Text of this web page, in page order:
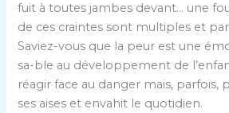
fuit à toutes jambes devant… une
de ces craintes sont multiples et
Saviez-vous que la peur est une
sa-ble au développement de
réagir face au danger mais,
ses aises et envahit le quotidien.